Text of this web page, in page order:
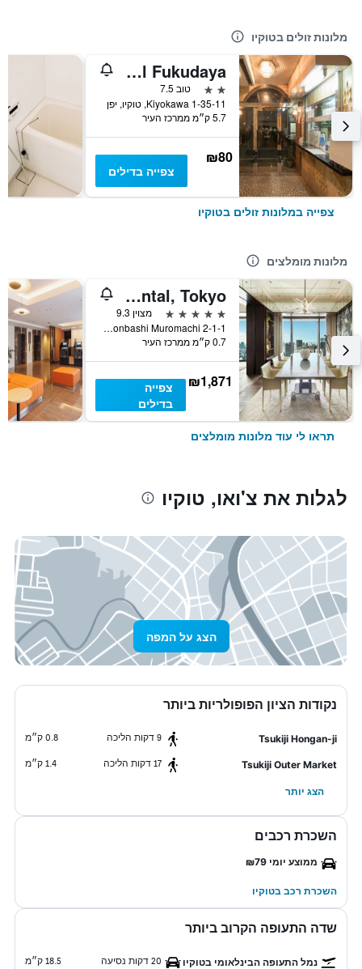
מלונות זולים בטוקיו
Business Hotel Fukudaya
2 כוכבים
טוב 7.5
1-35-11 Kiyokawa, טוקיו, יפן
5.7 ק״מ ממרכז העיר
₪80
צפייה בדילים
צפייה במלונות זולים בטוקיו
מלונות מומלצים
Mandarin Oriental, Tokyo
5 כוכבים
מצוין 9.3
2-1-1 Nihonbashi Muromachi, טוקיו, יפן
0.7 ק״מ ממרכז העיר
₪1,871
צפייה
בדילים
תראו לי עוד מלונות מומלצים
לגלות את צ'ואו, טוקיו
הצג על המפה
נקודות הציון הפופולריות ביותר
Tsukiji Hongan-ji 9 דקות הליכה 0.8 ק״מ
Tsukiji Outer Market 17 דקות הליכה 1.4 ק״מ
הצג יותר
השכרת רכבים
ממוצע יומי ₪79
השכרת רכב בטוקיו
שדה התעופה הקרוב ביותר
נמל התעופה הבינלאומי בטוקיו 20 דקות נסיעה 18.5 ק״מ